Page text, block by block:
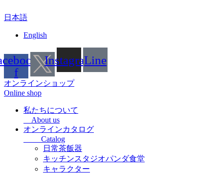
ン
に
キ
ッ
日本語
English
f
InstagramLine
オンラインショップ
Online shop
私たちについて
About us
オンラインカタログ
Catalog
日常茶飯器
キッチンスタジオパンダ食堂
キャラクター